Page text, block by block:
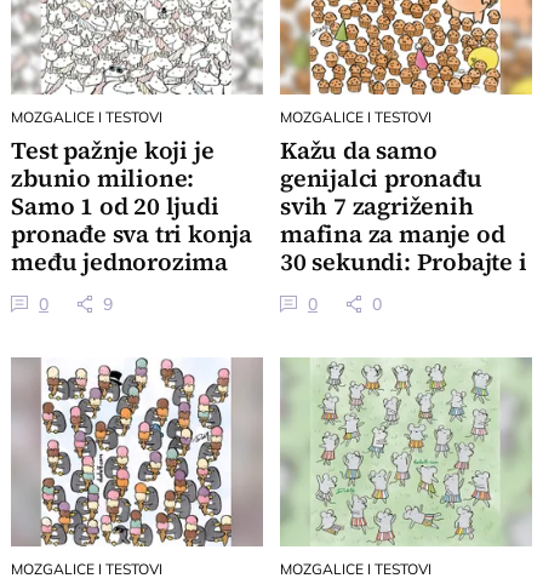
MOZGALICE I TESTOVI
Test pažnje koji je
zbunio milione:
Samo 1 od 20 ljudi
pronađe sva tri konja
među jednorozima
0 9
MOZGALICE I TESTOVI
Kažu da samo
genijalci pronađu
svih 7 zagriženih
mafina za manje od
30 sekundi: Probajte i
javite rezultat!
0 0
MOZGALICE I TESTOVI MOZGALICE I TESTOVI